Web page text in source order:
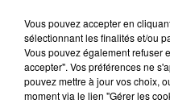
Vous pouvez accepter en
sélectionnant les finalités et/ou
Vous pouvez également refuser
accepter". Vos préférences ne
pouvez mettre à jour vos choix,
moment via le lien "Gérer les